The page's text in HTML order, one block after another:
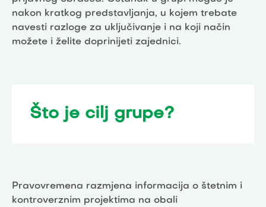
nakon kratkog predstavljanja, u kojem trebate
navesti razloge za uključivanje i na koji način
možete i želite doprinijeti zajednici.
Što je cilj grupe?
Pravovremena razmjena informacija o štetnim i
kontroverznim projektima na obali